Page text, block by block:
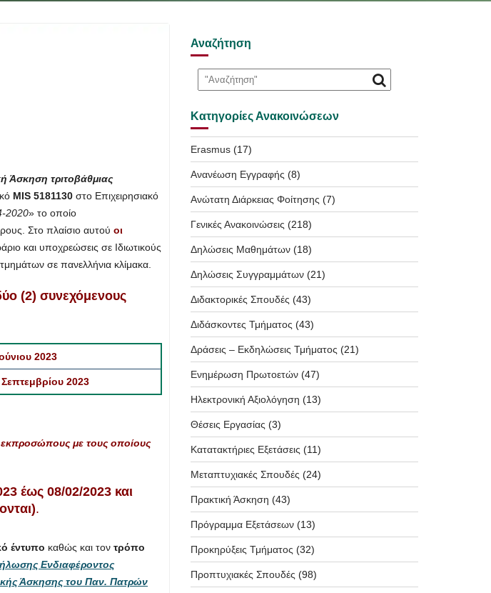
Άσκηση τριτοβάθμιας
MIS 5181130 στο Επιχειρησιακό
2020» το οποίο
Στο πλαίσιο αυτού οι
και υποχρεώσεις σε Ιδιωτικούς
σε πανελλήνια κλίμακα.
(2) συνεχόμενους
2023
2023
εκπροσώπους με τους οποίους
έως 08/02/2023 και
.
έντυπο καθώς και τον τρόπο
Ενδιαφέροντος
Άσκησης του Παν. Πατρών
Αναζήτηση
Κατηγορίες Ανακοινώσεων
Erasmus(17)
Ανανέωση Εγγραφής (8)
Ανώτατη Διάρκειας Φοίτησης (7)
Γενικές Ανακοινώσεις (218)
Δηλώσεις Μαθημάτων(18)
Δηλώσεις Συγγραμμάτων(21)
Διδακτορικές Σπουδές (43)
Διδάσκοντες Τμήματος (43)
Δράσεις – Εκδηλώσεις Τμήματος (21)
Ενημέρωση Πρωτοετών(47)
Ηλεκτρονική Αξιολόγηση (13)
Θέσεις Εργασίας (3)
Κατατακτήριες Εξετάσεις (11)
Μεταπτυχιακές Σπουδές (24)
Πρακτική Άσκηση (43)
Πρόγραμμα Εξετάσεων(13)
Προκηρύξεις Τμήματος (32)
Προπτυχιακές Σπουδές (98)